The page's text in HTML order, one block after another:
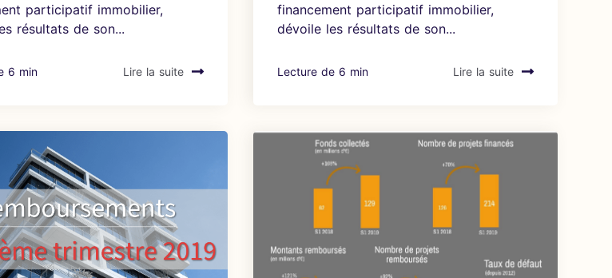
participatif immobilier,
résultats de son...
6 min Lire la suite
financement participatif immobilier,
dévoile les résultats de son...
Lecture de 6 min Lire la suite